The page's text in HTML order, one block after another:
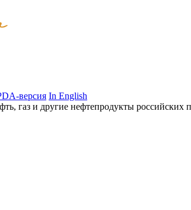
версия In English
газ и другие нефтепродукты российских